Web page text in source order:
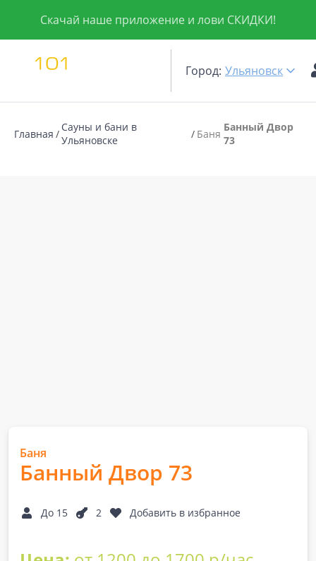
Скачай наше приложение и лови СКИДКИ!
Город: Ульяновск
Главная
Сауны и бани в
Ульяновске
Баня Банный Двор
73
Баня
Банный Двор 73
До 15 2 Добавить в избранное